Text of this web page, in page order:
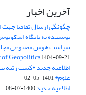
آخرین اخبار
چگونگی ارسال تقاضا جهت
نویسنده به پایگاه
سیاست هوش مصنوعی
of Geopolitics1404-09-21
اطلاعیه جدید *کسب رتبه
علوم*1401-05-02
اطلاعیه جدید1400-07-08